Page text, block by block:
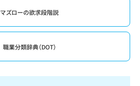
マズローの欲求段階説
職業分類辞典（DOT）